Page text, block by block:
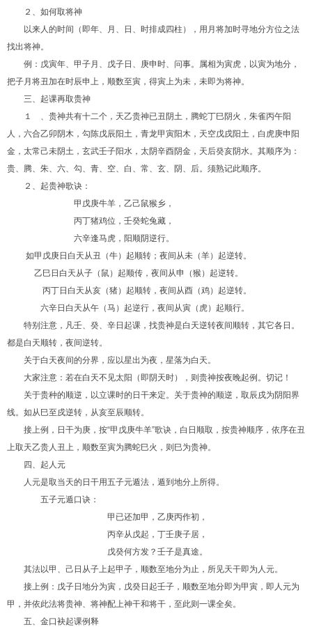
２、如何取将神
以来人的时间（即年、月、日、时排成四柱），用月将加时寻地分方位之法
找出将神。
例：戊寅年、甲子月、戊子日、庚申时、问事。属相为寅虎，以寅为地分，
把子月将丑加在时辰申上，顺数至寅，得寅上为未，未即为将神。
三、起课再取贵神
１ 、贵神共有十二个，天乙贵神已丑阴土，腾蛇丁巳阴火，朱雀丙午阳
人，六合乙卯阴木，勾陈戊辰阳土，青龙甲寅阳木，天空戊戌阳土，白虎庚申阳
金，太常己未阴土，玄武壬子阳水，太阴辛酉阴金，天后癸亥阴水。其顺序为：
贵、腾、朱、六、勾、青、空、白、常、玄、阴、后。须熟记此顺序。
２、起贵神歌诀：
甲戊庚牛羊，乙己鼠猴乡，
丙丁猪鸡位，壬癸蛇兔藏，
六辛逢马虎，阳顺阴逆行。
如甲戊庚日白天从丑（牛）起顺转；夜间从未（羊）起逆转。
乙巳日白天从子（鼠）起顺传，夜间从申（猴）起逆转。
丙丁日白天从亥（猪）起顺转，夜间从酉（鸡）起逆转。
六辛日白天从午（马）起逆行，夜间从寅（虎）起顺行。
特别注意，凡壬、癸、辛日起课，找贵神是白天逆转夜间顺转，其它各日。
都是白天顺转，夜间逆转。
关于白天夜间的分界，应以星出为夜，星落为白天。
大家注意：若在白天不见太阳（即阴天时），则贵神按夜晚起例。切记！
关于贵种的顺逆，以立课时的日干来定。关于贵神的顺逆，取辰戌为阴阳界
线。如从巳至戍逆转，从亥至辰顺转。
接上例，日干为庚，按“甲戊庚牛羊”歌诀，白日顺取，按贵神顺序，依序在丑
上取天乙贵人丑上，顺数至寅为腾蛇巳火，则巳为贵神。
四、起人元
人元是取当天的日干用五子元遁法，遁到地分上所得。
五子元遁口诀：
甲已还加甲，乙庚丙作初，
丙辛从戊起，丁壬庚子居，
戊癸何方发？壬子是真途。
其法以甲、己日从子上起甲子，顺数至地分为止，所见天干即为人元。
接上例：戊子日地分为寅，戊癸日起壬子，顺数至地分即为甲寅，即人元为
甲，并依此法将贵神、将神配上神干和将干，至此则一课全矣。
五、金口袂起课例释